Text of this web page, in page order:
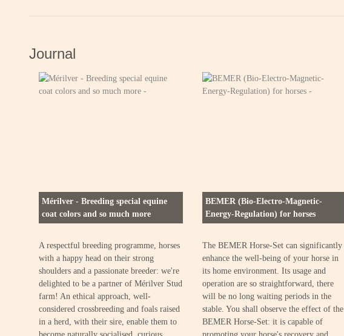
Journal
Mérilver - Breeding special equine
coat colors and so much more
A respectful breeding programme, horses
with a happy head on their strong
shoulders and a passionate breeder: we're
delighted to be a partner of Mérilver Stud
farm! An ethical approach, well-
considered crossbreeding and foals raised
in a herd, with their sire, enable them to
BEMER (Bio-Electro-Magnetic-
Energy-Regulation) for horses
The BEMER Horse-Set can significantly
enhance the well-being of your horse in
its home environment. Its usage and
operation are so straightforward, there
will be no long waiting periods in the
stable. You shall observe the effect of the
BEMER Horse-Set: it is capable of